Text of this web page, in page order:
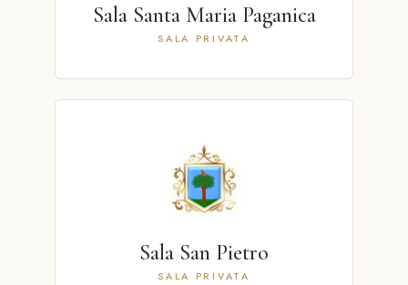
Sala Santa Maria Paganica
SALA PRIVATA
Sala San Pietro
SALA PRIVATA